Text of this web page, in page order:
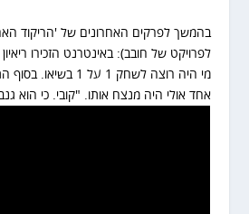
בהמשך לפרקים האחרונים של 'הריקוד
לפרויקט של חובב): באינטרנט הזכירו
מי היה רוצה לשחק 1 על
אחד אולי היה מנצח אותו. "קובי. כי הוא